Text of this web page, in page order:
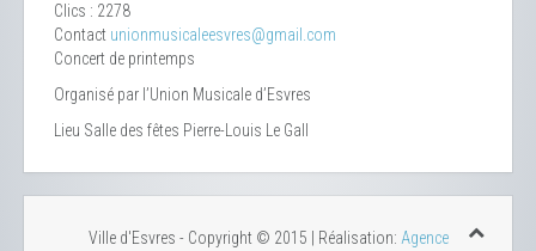
Clics : 2278
Contact unionmusicaleesvres@gmail.com
Concert de printemps
Organisé par l’Union Musicale d’Esvres
Lieu Salle des fêtes Pierre-Louis Le Gall
Ville d'Esvres - Copyright © 2015 | Réalisation: Agence